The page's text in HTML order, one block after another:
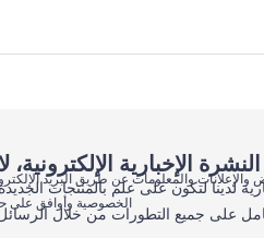
لدينا لتكون على علم بالمنتجات
على جميع التطورات من خلال الرسائل
والمعلومات عن طريق البريد
الخصوصية وأوافق على